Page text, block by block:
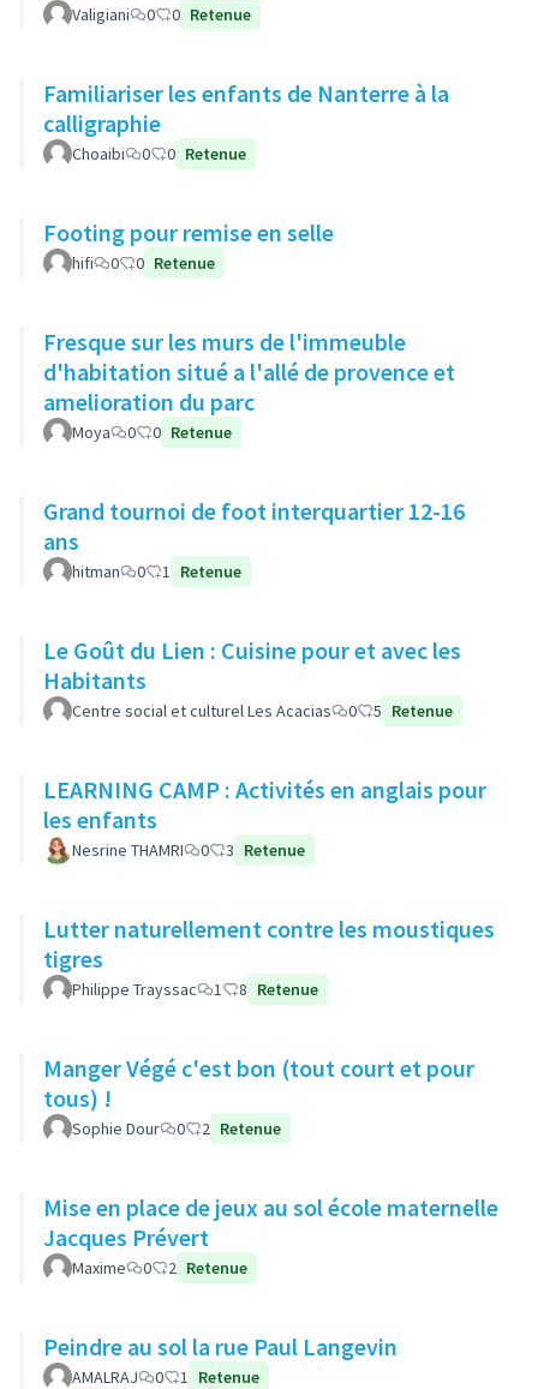
Valigiani 0 0 Retenue
Familiariser les enfants de Nanterre à la
calligraphie
Choaibi 0 0 Retenue
Footing pour remise en selle
hifi 0 0 Retenue
Fresque sur les murs de l'immeuble
d'habitation situé a l'allé de provence et
amelioration du parc
Moya 0 0 Retenue
Grand tournoi de foot interquartier 12-16
ans
hitman 0 1 Retenue
Le Goût du Lien : Cuisine pour et avec les
Habitants
Centre social et culturel Les Acacias 0 5 Retenue
LEARNING CAMP : Activités en anglais pour
les enfants
Nesrine THAMRI 0 3 Retenue
Lutter naturellement contre les moustiques
tigres
Philippe Trayssac 1 8 Retenue
Manger Végé c'est bon (tout court et pour
tous) !
Sophie Dour 0 2 Retenue
Mise en place de jeux au sol école maternelle
Jacques Prévert
Maxime 0 2 Retenue
Peindre au sol la rue Paul Langevin
AMALRAJ 0 1 Retenue